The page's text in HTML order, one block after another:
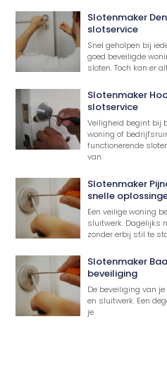
Slotenmaker
slotservice
Snel geholpen bij
goed beveiligde
sloten. Toch kan er
Slotenmaker
slotservice
Veiligheid begint bij
woning of
functionerende
van
Slotenmaker
snelle
Een veilige woning
sluitwerk. Dagelijks
zonder erbij stil te
Slotenmaker
beveiliging
De beveiliging van
en sluitwerk. Een
je